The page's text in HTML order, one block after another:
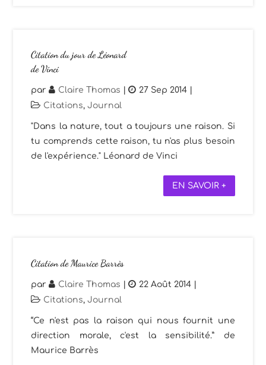
Citation du jour de Léonard
de Vinci
par Claire Thomas | 27 Sep 2014
Citations,Journal
"Dans la nature, tout a toujours une raison. Si
tu comprends cette raison, tu n'as plus besoin
de l'expérience." Léonard de Vinci
EN SAVOIR +
Citation de Maurice Barrès
par Claire Thomas | 22 Août 2014
Citations,Journal
“Ce n'est pas la raison qui nous fournit une
direction morale, c'est la sensibilité.” de
Maurice Barrès